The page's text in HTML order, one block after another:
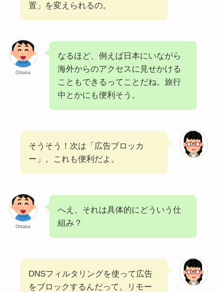
置」を変えられるの。
Ottaka
なるほど、例えば日本にいながら
海外からのアクセスに見せかける
こともできるってことだね。旅行
中とかにも便利そう。
そうそう！次は「広告ブロッカ
ー」。これも便利だよ。
Ottaka
へえ、それは具体的にどういう仕
組み？
DNSフィルタリングを使って広告
をブロックするんだって。リモー